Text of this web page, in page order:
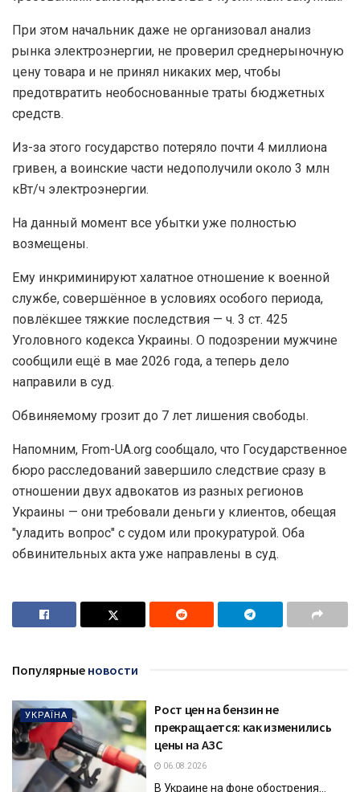
При этом начальник даже не организовал анализ
рынка электроэнергии, не проверил среднерыночную
цену товара и не принял никаких мер, чтобы
предотвратить необоснованные траты бюджетных
средств.
Из-за этого государство потеряло почти 4 миллиона
гривен, а воинские части недополучили около 3 млн
кВт/ч электроэнергии.
На данный момент все убытки уже полностью
возмещены.
Ему инкриминируют халатное отношение к военной
службе, совершённое в условиях особого периода,
повлёкшее тяжкие последствия — ч. 3 ст. 425
Уголовного кодекса Украины. О подозрении мужчине
сообщили ещё в мае 2026 года, а теперь дело
направили в суд.
Обвиняемому грозит до 7 лет лишения свободы.
Напомним, From-UA.org сообщало, что Государственное
бюро расследований завершило следствие сразу в
отношении двух адвокатов из разных регионов
Украины — они требовали деньги у клиентов, обещая
"уладить вопрос" с судом или прокуратурой. Оба
обвинительных акта уже направлены в суд.
Популярные новости
УКРАЇНА
Рост цен на бензин не
прекращается: как изменились
цены на АЗС
06.08.2026
В Украине на фоне обострения...